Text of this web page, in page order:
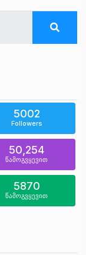
5002
Followers
50,254
წამოგვყევით
5870
წამოგვყევით